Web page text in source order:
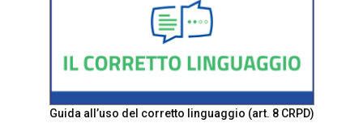
Guida all’uso del corretto linguaggio (art. 8 CRPD)